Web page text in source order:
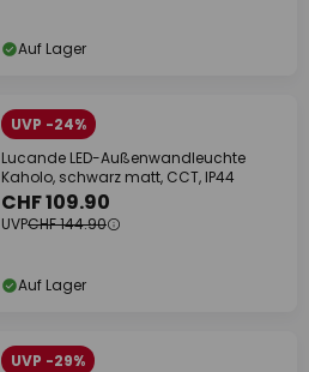
Auf Lager
UVP -24%
Lucande LED-Außenwandleuchte
Kaholo, schwarz matt, CCT, IP44
CHF 109.90
UVPCHF 144.90
Auf Lager
UVP -29%